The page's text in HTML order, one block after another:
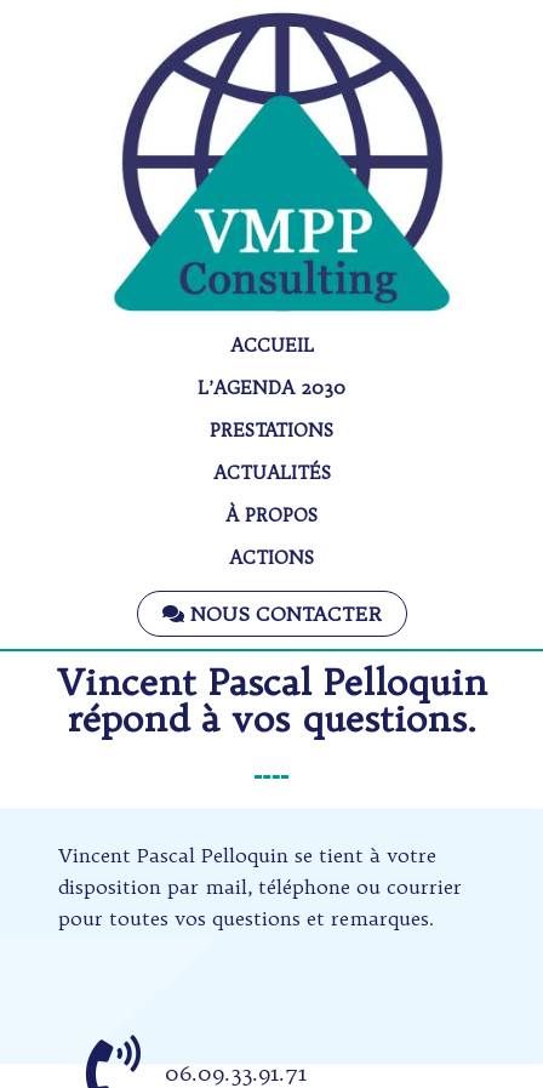
ACCUEIL
L’AGENDA 2030
PRESTATIONS
ACTUALITÉS
À PROPOS
ACTIONS
NOUS CONTACTER
Vincent Pascal Pelloquin
répond à vos questions.
Vincent Pascal Pelloquin se tient à votre
disposition par mail, téléphone ou courrier
pour toutes vos questions et remarques.
06.09.33.91.71